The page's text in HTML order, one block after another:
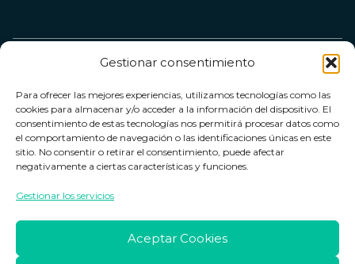
Gestionar consentimiento
Para ofrecer las mejores experiencias, utilizamos tecnologías como las
cookies para almacenar y/o acceder a la información del dispositivo. El
consentimiento de estas tecnologías nos permitirá procesar datos como
el comportamiento de navegación o las identificaciones únicas en este
sitio. No consentir o retirar el consentimiento, puede afectar
negativamente a ciertas características y funciones.
Gestionar los servicios
Aceptar Cookies
Contacto
Contacto
Política de
devoluciones
Horario de
Lun. a Vie.:
18:00h
Términos y
condiciones
Política de
privacidad
cookies
Farmacenter
digital, S.L
B24836249
info@farmacenter.es
de pago